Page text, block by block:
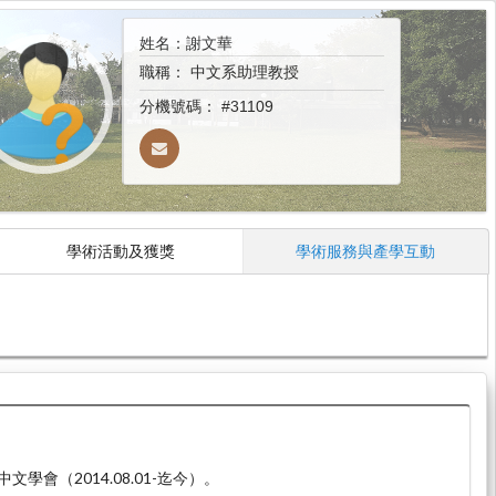
姓名：謝文華
職稱： 中文系助理教授
分機號碼： #31109
學術活動及獲獎 學術服務與產學互動
文學會（2014.08.01-迄今）。